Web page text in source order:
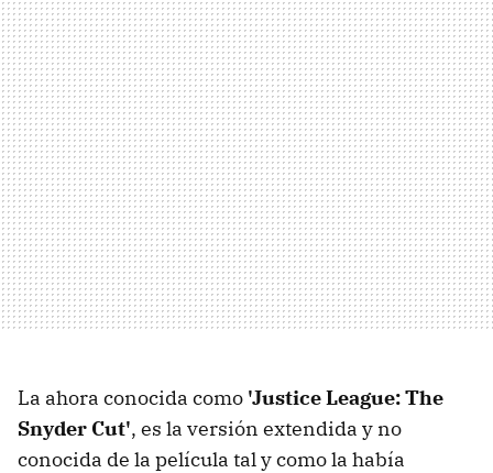
La ahora conocida como 'Justice League: The
Snyder Cut', es la versión extendida y no
conocida de la película tal y como la había